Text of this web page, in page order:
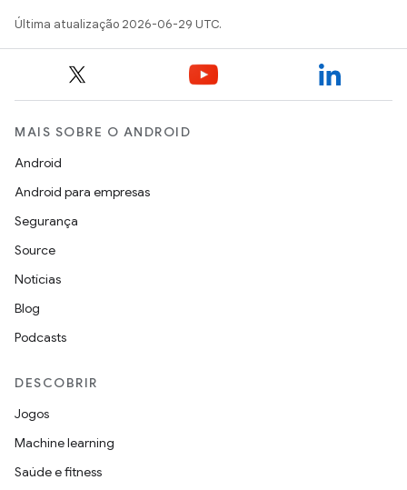
Última atualização 2026-06-29 UTC.
MAIS SOBRE O ANDROID
Android
Android para empresas
Segurança
Source
Notícias
Blog
Podcasts
DESCOBRIR
Jogos
Machine learning
Saúde e fitness